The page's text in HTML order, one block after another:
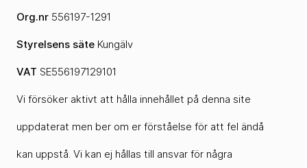
Org.nr 556197-1291
Styrelsens säte Kungälv
VAT SE556197129101
Vi försöker aktivt att hålla innehållet på denna site
uppdaterat men ber om er förståelse för att fel ändå
kan uppstå. Vi kan ej hållas till ansvar för några